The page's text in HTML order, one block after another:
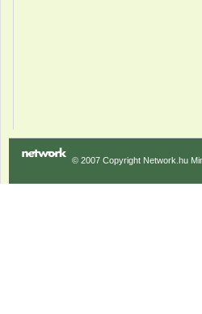
© 2007 Copyright Network.hu